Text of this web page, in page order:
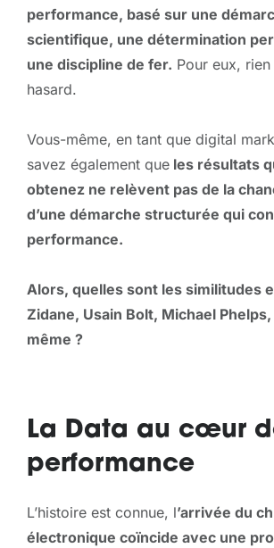
performance, basé sur une
scientifique, une détermination
une discipline de fer. Pour eux, rien
hasard.
Vous-même, en tant que digital
savez également que les résultats
obtenez ne relèvent pas de la
d’une démarche structurée qui
performance.
Alors, quelles sont les similitudes
Zidane, Usain Bolt, Michael
même ?
La Data au cœur
performance
L’histoire est connue, l’arrivée du
électronique coïncide avec une